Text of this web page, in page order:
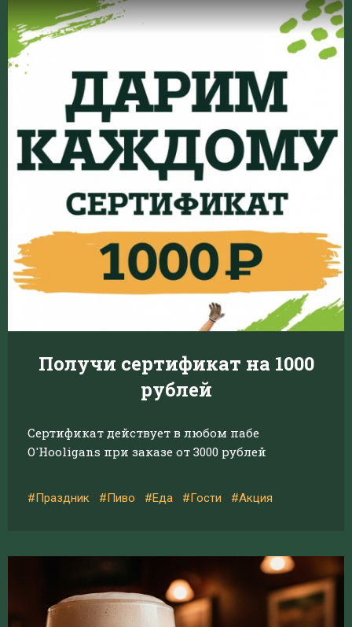
Получи сертификат на 1000
рублей
Сертификат действует в любом пабе
O'Hooligans при заказе от 3000 рублей
#Праздник #Пиво #Еда #Гости #Акция
Я ознакомился сполитикой
обработки
персональных данных
Я даюсогласиена обработку персональных данных
При заказе от 8 человек мы попросим внести предоплату
Я ознакомился с
персональных данных
согласиена обработку персональных данных
Оставить контакты в базе дорогих гостей
Я прочиталусловияи согласен на обработку
персональных данных